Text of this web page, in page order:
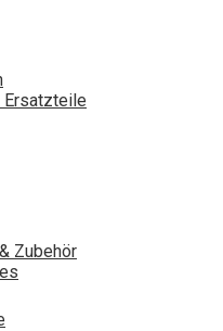
Ersatzteile
Zubehör